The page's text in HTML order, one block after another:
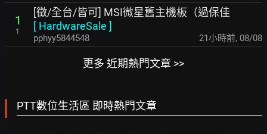
1
1
[徵/全台/皆可] MSI微星舊主機板（過保佳
[ HardwareSale ]
pphyy5844548 21小時前, 08/08
更多 近期熱門文章 >>
PTT數位生活區 即時熱門文章